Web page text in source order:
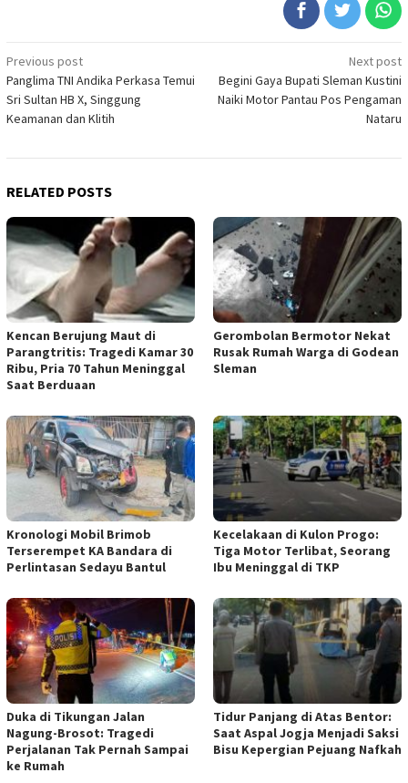
Post
navigation
Previous post
Panglima TNI Andika Perkasa Temui
Sri Sultan HB X, Singgung
Keamanan dan Klitih
Next post
Begini Gaya Bupati Sleman Kustini
Naiki Motor Pantau Pos Pengaman
Nataru
RELATED POSTS
Kencan Berujung Maut di
Parangtritis: Tragedi Kamar 30
Ribu, Pria 70 Tahun Meninggal
Saat Berduaan
Gerombolan Bermotor Nekat
Rusak Rumah Warga di Godean
Sleman
Kronologi Mobil Brimob
Terserempet KA Bandara di
Perlintasan Sedayu Bantul
Kecelakaan di Kulon Progo:
Tiga Motor Terlibat, Seorang
Ibu Meninggal di TKP
Duka di Tikungan Jalan
Nagung-Brosot: Tragedi
Perjalanan Tak Pernah Sampai
ke Rumah
Tidur Panjang di Atas Bentor:
Saat Aspal Jogja Menjadi Saksi
Bisu Kepergian Pejuang Nafkah